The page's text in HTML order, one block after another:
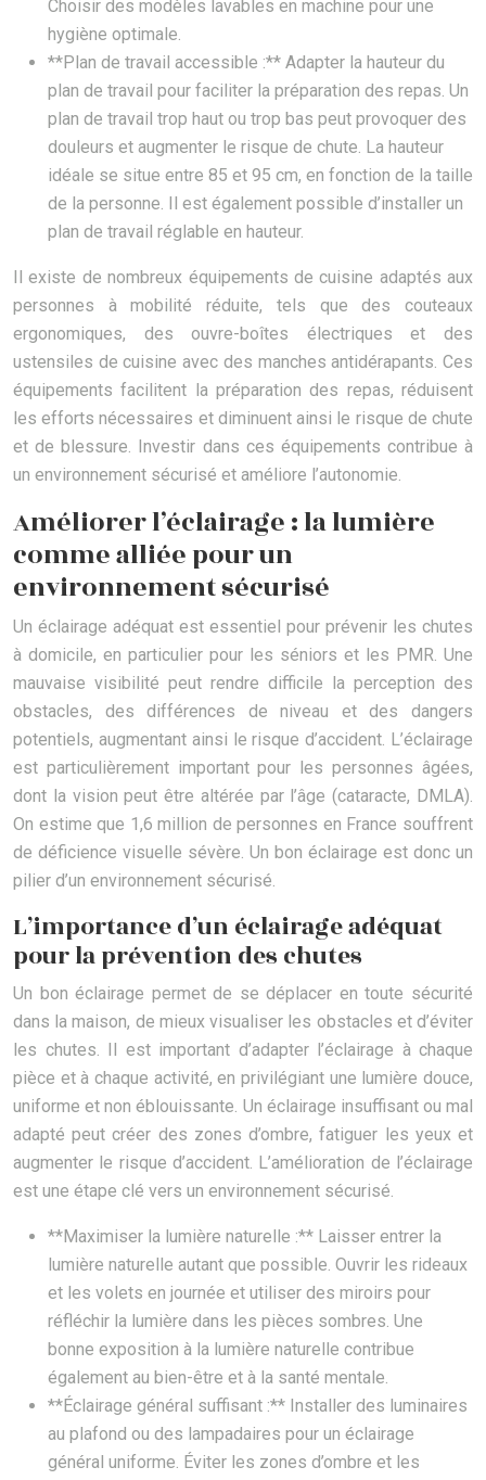
Choisir des modèles lavables en machine pour une
hygiène optimale.
**Plan de travail accessible :** Adapter la hauteur du
plan de travail pour faciliter la préparation des repas. Un
plan de travail trop haut ou trop bas peut provoquer des
douleurs et augmenter le risque de chute. La hauteur
idéale se situe entre 85 et 95 cm, en fonction de la taille
de la personne. Il est également possible d’installer un
plan de travail réglable en hauteur.
Il existe de nombreux équipements de cuisine adaptés aux
personnes à mobilité réduite, tels que des couteaux
ergonomiques, des ouvre-boîtes électriques et des
ustensiles de cuisine avec des manches antidérapants. Ces
équipements facilitent la préparation des repas, réduisent
les efforts nécessaires et diminuent ainsi le risque de chute
et de blessure. Investir dans ces équipements contribue à
un environnement sécurisé et améliore l’autonomie.
Améliorer l’éclairage : la lumière
comme alliée pour un
environnement sécurisé
Un éclairage adéquat est essentiel pour prévenir les chutes
à domicile, en particulier pour les séniors et les PMR. Une
mauvaise visibilité peut rendre difficile la perception des
obstacles, des différences de niveau et des dangers
potentiels, augmentant ainsi le risque d’accident. L’éclairage
est particulièrement important pour les personnes âgées,
dont la vision peut être altérée par l’âge (cataracte, DMLA).
On estime que 1,6 million de personnes en France souffrent
de déficience visuelle sévère. Un bon éclairage est donc un
pilier d’un environnement sécurisé.
L’importance d’un éclairage adéquat
pour la prévention des chutes
Un bon éclairage permet de se déplacer en toute sécurité
dans la maison, de mieux visualiser les obstacles et d’éviter
les chutes. Il est important d’adapter l’éclairage à chaque
pièce et à chaque activité, en privilégiant une lumière douce,
uniforme et non éblouissante. Un éclairage insuffisant ou mal
adapté peut créer des zones d’ombre, fatiguer les yeux et
augmenter le risque d’accident. L’amélioration de l’éclairage
est une étape clé vers un environnement sécurisé.
**Maximiser la lumière naturelle :** Laisser entrer la
lumière naturelle autant que possible. Ouvrir les rideaux
et les volets en journée et utiliser des miroirs pour
réfléchir la lumière dans les pièces sombres. Une
bonne exposition à la lumière naturelle contribue
également au bien-être et à la santé mentale.
**Éclairage général suffisant :** Installer des luminaires
au plafond ou des lampadaires pour un éclairage
général uniforme. Éviter les zones d’ombre et les